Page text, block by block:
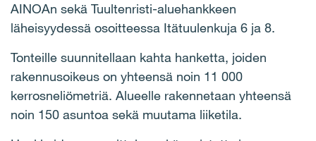
AINOAn sekä Tuultenristi-aluehankkeen
läheisyydessä osoitteessa Itätuulenkuja 6 ja 8.
Tonteille suunnitellaan kahta hanketta, joiden
rakennusoikeus on yhteensä noin 11 000
kerrosneliömetriä. Alueelle rakennetaan yhteensä
noin 150 asuntoa sekä muutama liiketila.